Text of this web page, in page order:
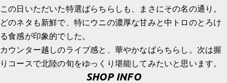
この日いただいた特選ばらちらしも、まさにその名の通り。
どのネタも新鮮で、特にウニの濃厚な甘みと中トロのとろけ
る食感が印象的でした。
カウンター越しのライブ感と、華やかなばらちらし。次は握
りコースで北陸の旬をゆっくり堪能してみたいと思います。
SHOP INFO